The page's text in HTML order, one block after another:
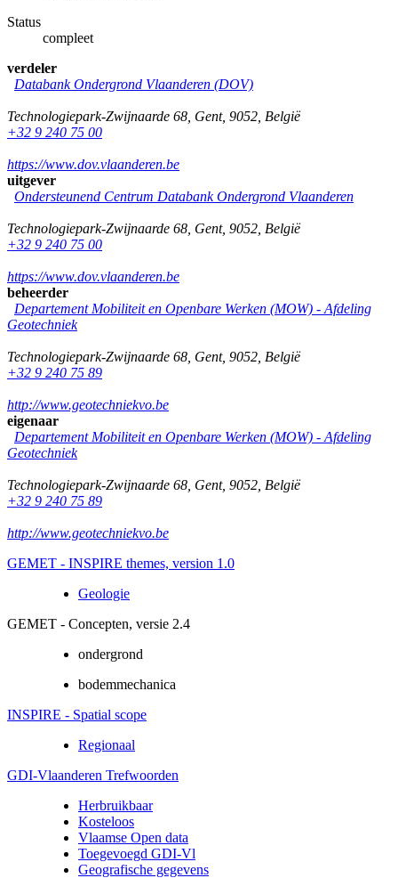
Status
compleet
verdeler
Databank Ondergrond Vlaanderen (DOV)
Technologiepark-Zwijnaarde 68 Gent, 9052 België
+32 9 240 75 00
https://www.dov.vlaanderen.be
uitgever
Ondersteunend Centrum Databank Ondergrond Vlaanderen
Technologiepark-Zwijnaarde 68 Gent, 9052 België
+32 9 240 75 00
https://www.dov.vlaanderen.be
beheerder
Departement Mobiliteit en Openbare Werken (MOW) - Afdeling
Geotechniek
Technologiepark-Zwijnaarde 68 Gent, 9052 België
+32 9 240 75 89
http://www.geotechniekvo.be
eigenaar
Departement Mobiliteit en Openbare Werken (MOW) - Afdeling
Geotechniek
Technologiepark-Zwijnaarde 68 Gent, 9052 België
+32 9 240 75 89
http://www.geotechniekvo.be
GEMET - INSPIRE themes, version 1.0
Geologie
GEMET - Concepten, versie 2.4
ondergrond
bodemmechanica
INSPIRE - Spatial scope
Regionaal
GDI-Vlaanderen Trefwoorden
Herbruikbaar
Kosteloos
Vlaamse Open data
Toegevoegd GDI-Vl
Geografische gegevens